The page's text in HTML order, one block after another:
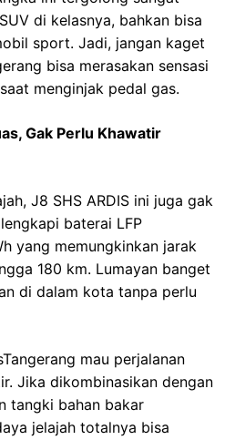
di kelasnya, bahkan bisa
sport. Jadi, jangan kaget
bisa merasakan sensasi
menginjak pedal gas.
Gak Perlu Khawatir
J8 SHS ARDIS ini juga gak
baterai LFP
yang memungkinkan jarak
180 km. Lumayan banget
di dalam kota tanpa perlu
mau perjalanan
Jika dikombinasikan dengan
tangki bahan bakar
jelajah totalnya bisa